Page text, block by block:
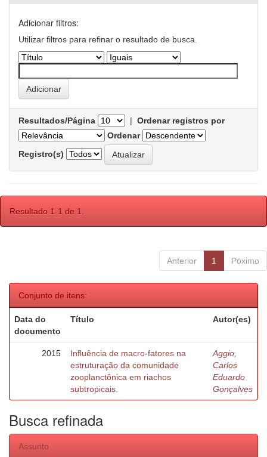
Adicionar filtros:
Utilizar filtros para refinar o resultado de busca.
Resultados/Página | Ordenar registros por
Ordenar
Registro(s)
Resultado 1-1 de 1.
Anterior 1 Póximo
Conjunto de itens:
Data do
documento
Título Autor(es)
2015
Influência de macro-fatores na
estruturação da comunidade
zooplanctônica em riachos
subtropicais.
Aggio,
Carlos
Eduardo
Gonçalves
Busca refinada
Assunto